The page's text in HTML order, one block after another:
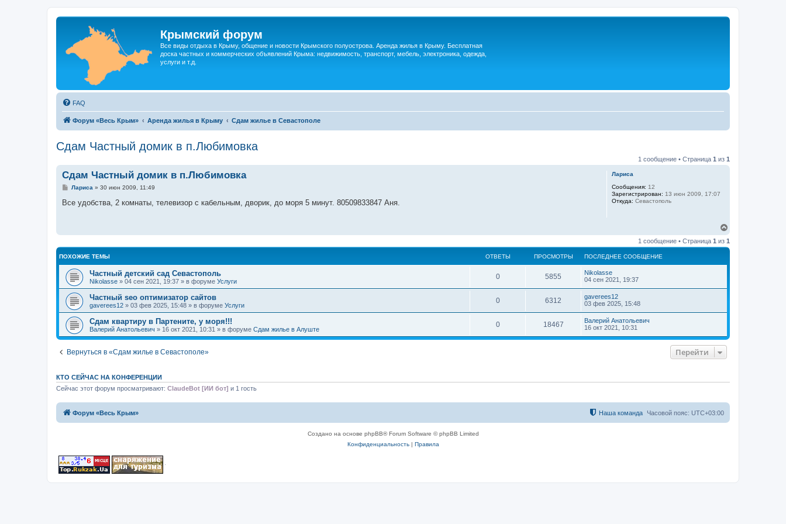
Крымский форум
Все виды отдыха в Крыму, общение и новости Крымского полуострова. Аренда жилья в Крыму. Бесплатная
доска частных и коммерческих объявлений Крыма: недвижимость, транспорт, мебель, электроника, одежда,
услуги и т.д.
FAQ
Форум «Весь Крым» Аренда жилья в Крыму Сдам жилье в Севастополе
Сдам Частный домик в п.Любимовка
1 сообщение • Страница 1 из 1
Лариса
Сообщения: 12
Зарегистрирован: 13 июн 2009, 17:07
Откуда: Севастополь
Сдам Частный домик в п.Любимовка
С
о
и
Лариса » 30 июн 2009, 11:49
Все удобства, 2 комнаты, телевизор с кабельным, дворик, до моря 5 минут. 80509833847 Аня.
р
н
1 сообщение • Страница 1 из 1
ПОХОЖИЕ ТЕМЫ ОТВЕТЫ ПРОСМОТРЫ ПОСЛЕДНЕЕ СООБЩЕНИЕ
Частный детский сад Севастополь
Nikolasse » 04 сен 2021, 19:37 » в форуме Услуги
0 5855
Nikolasse
04 сен 2021, 19:37
Частный seo оптимизатор сайтов
gaverees12 » 03 фев 2025, 15:48 » в форуме Услуги
0 6312
gaverees12
03 фев 2025, 15:48
Сдам квартиру в Партените, у моря!!!
Валерий Анатольевич » 16 окт 2021, 10:31 » в форуме Сдам жилье в Алуште
0 18467
Валерий Анатольевич
16 окт 2021, 10:31
Вернуться в «Сдам жилье в Севастополе» Перейти
КТО СЕЙЧАС НА КОНФЕРЕНЦИИ
Сейчас этот форум просматривают: ClaudeBot [ИИ бот] и 1 гость
Форум «Весь Крым» Часовой пояс: UTC+03:00
Наша команда
Создано на основе phpBB® Forum Software © phpBB Limited
Конфиденциальность| Правила